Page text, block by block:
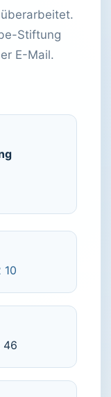
Stiftung
E-Mail.
10
46